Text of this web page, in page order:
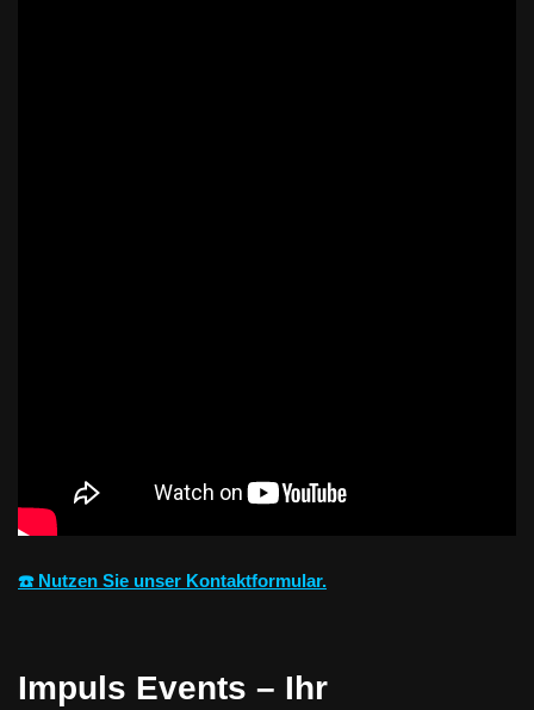
☎️ Nutzen Sie unser Kontaktformular.
Impuls Events – Ihr